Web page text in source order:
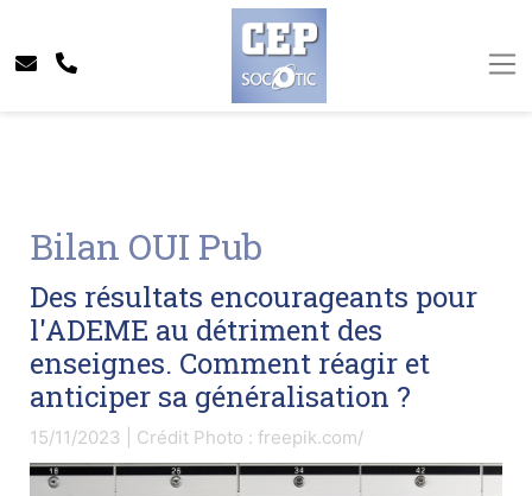
Bilan OUI Pub
Des résultats encourageants pour
l'ADEME au détriment des
enseignes. Comment réagir et
anticiper sa généralisation ?
15/11/2023 | Crédit Photo : freepik.com/